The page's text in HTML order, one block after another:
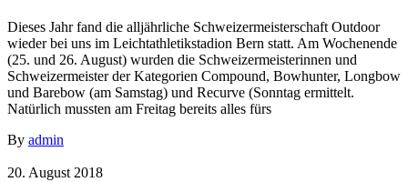
Dieses Jahr fand die alljährliche Schweizermeisterschaft Outdoor
wieder bei uns im Leichtathletikstadion Bern statt. Am Wochenende
(25. und 26. August) wurden die Schweizermeisterinnen und
Schweizermeister der Kategorien Compound, Bowhunter, Longbow
und Barebow (am Samstag) und Recurve (Sonntag ermittelt.
Natürlich mussten am Freitag bereits alles fürs
By admin
20. August 2018